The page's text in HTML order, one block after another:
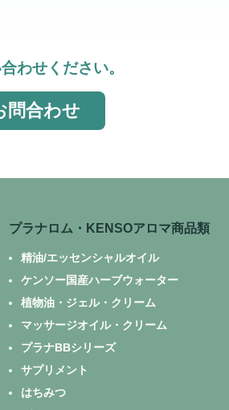
わせください。
問合わせ
プラナロム・KENSOアロマ商品類
精油/エッセンシャルオイル
ケンソー国産ハーブウォーター
植物油・ジェル・クリーム
マッサージオイル・クリーム
プラナBBシリーズ
サプリメント
はちみつ